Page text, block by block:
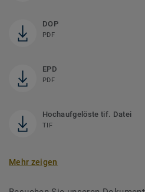
DOP
PDF
EPD
PDF
Hochaufgelöste tif. Datei
TIF
Mehr zeigen